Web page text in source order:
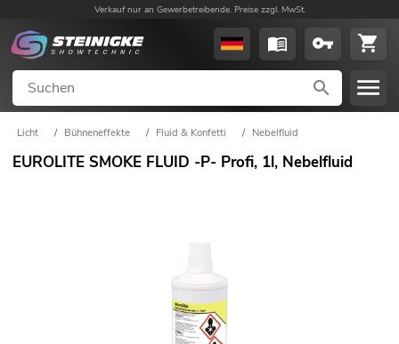
Verkauf nur an Gewerbetreibende. Preise zzgl. MwSt.
Licht / Bühneneffekte / Fluid & Konfetti / Nebelfluid
EUROLITE SMOKE FLUID -P- Profi, 1l, Nebelfluid